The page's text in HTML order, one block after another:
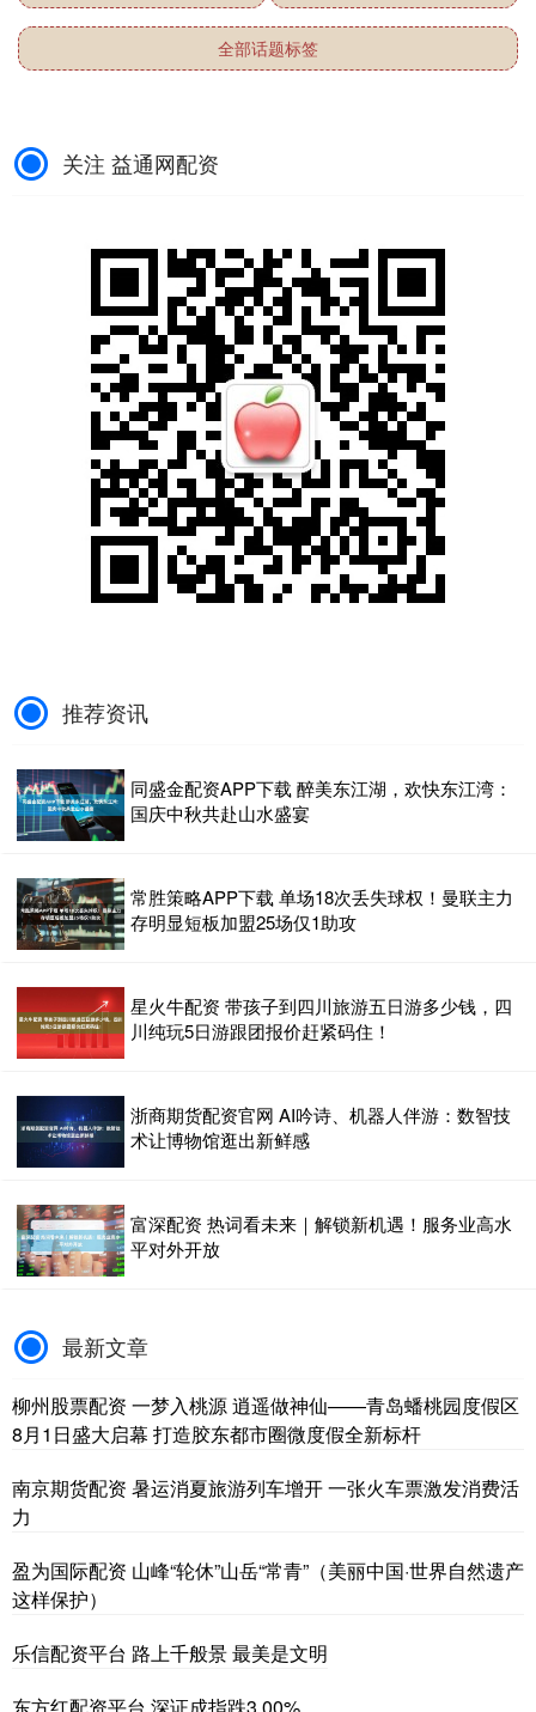
全部话题标签
关注 益通网配资
推荐资讯
同盛金配资APP下载 醉美东江湖，欢快东江湾：
国庆中秋共赴山水盛宴
常胜策略APP下载 单场18次丢失球权！曼联主力
存明显短板加盟25场仅1助攻
星火牛配资 带孩子到四川旅游五日游多少钱，四
川纯玩5日游跟团报价赶紧码住！
浙商期货配资官网 AI吟诗、机器人伴游：数智技
术让博物馆逛出新鲜感
富深配资 热词看未来｜解锁新机遇！服务业高水
平对外开放
最新文章
柳州股票配资 一梦入桃源 逍遥做神仙——青岛蟠桃园度假区
8月1日盛大启幕 打造胶东都市圈微度假全新标杆
南京期货配资 暑运消夏旅游列车增开 一张火车票激发消费活
力
盈为国际配资 山峰“轮休”山岳“常青”（美丽中国·世界自然遗产
这样保护）
乐信配资平台 路上千般景 最美是文明